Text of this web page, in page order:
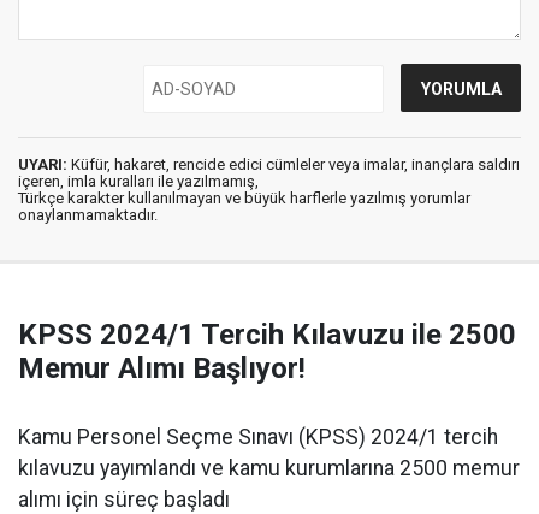
UYARI: Küfür, hakaret, rencide edici cümleler veya imalar, inançlara saldırı
içeren, imla kuralları ile yazılmamış,
Türkçe karakter kullanılmayan ve büyük harflerle yazılmış yorumlar
onaylanmamaktadır.
KPSS 2024/1 Tercih Kılavuzu ile 2500
Memur Alımı Başlıyor!
Kamu Personel Seçme Sınavı (KPSS) 2024/1 tercih
kılavuzu yayımlandı ve kamu kurumlarına 2500 memur
alımı için süreç başladı